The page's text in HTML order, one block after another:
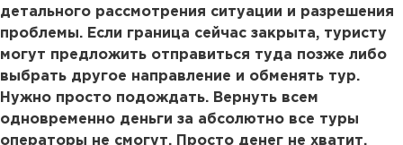
детального рассмотрения ситуации и разрешения
проблемы. Если граница сейчас закрыта, туристу
могут предложить отправиться туда позже либо
выбрать другое направление и обменять тур.
Нужно просто подождать. Вернуть всем
одновременно деньги за абсолютно все туры
операторы не смогут. Просто денег не хватит.